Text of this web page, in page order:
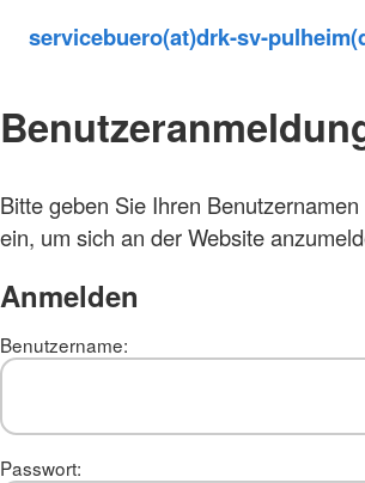
servicebuero(at)drk-sv-
Bitte geben Sie Ihren
ein, um sich an der Website
Anmelden
Benutzername:
Passwort: